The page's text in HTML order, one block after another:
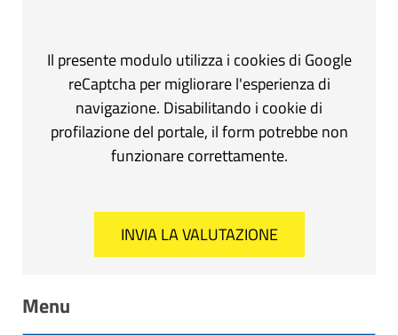
Il presente modulo utilizza i cookies di Google
reCaptcha per migliorare l'esperienza di
navigazione. Disabilitando i cookie di
profilazione del portale, il form potrebbe non
funzionare correttamente.
Menu